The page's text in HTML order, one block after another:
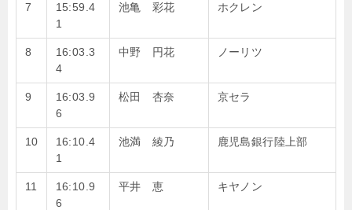
7
15:59.4
1
池亀 彩花 ホクレン
8
16:03.3
4
中野 円花 ノーリツ
9
16:03.9
6
松田 杏奈 京セラ
10
16:10.4
1
池満 綾乃 鹿児島銀行陸上部
11
16:10.9
6
平井 恵 キヤノン